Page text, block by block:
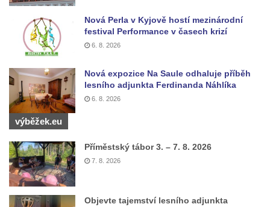
Altán v areálu Zahnovy vily v Kamenickém
Šenově
Zděný Holubí dům u čp. 297 v Luhu v
Raspenavě
Gloriet na kolonádě v Lázních Libverda
Altán Mariánského pramene na kolonádě v
Lázních Libverda
Altán Eduardova pramene na kolonádě v
Lázních Libverda
Fara ve Valči
Pozůstatky vodní kaskády v zámeckém
parku ve Valči
Nová Perla v Kyjově hostí mezinárodní
festival Performance v časech krizí
6. 8. 2026
Nová expozice Na Saule odhaluje příběh
lesního adjunkta Ferdinanda Náhlíka
6. 8. 2026
výběžek.eu
Příměstský tábor 3. – 7. 8. 2026
7. 8. 2026
Objevte tajemství lesního adjunkta